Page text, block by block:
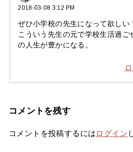
2018-03-08 3:12 PM
ぜひ小学校の先生になって欲しい
こういう先生の元で学校生活過ご
の人生が豊かになる。
コメントを残す
コメントを投稿するには ログイン